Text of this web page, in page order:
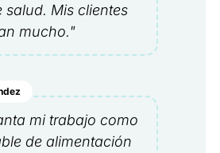
salud. Mis clientes
mucho."
mi trabajo como
de alimentación